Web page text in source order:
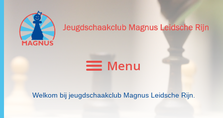
Menu
Welkom bij jeugdschaakclub Magnus Leidsche Rijn.